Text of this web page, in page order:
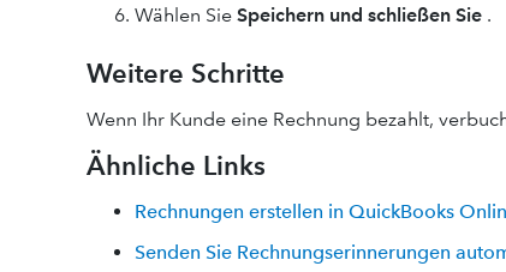
Wählen Sie Speichern und schließen Sie .
Weitere Schritte
Wenn Ihr Kunde eine Rechnung bezahlt,
Ähnliche Links
Rechnungen erstellen in QuickBooks
Senden Sie Rechnungserinnerungen